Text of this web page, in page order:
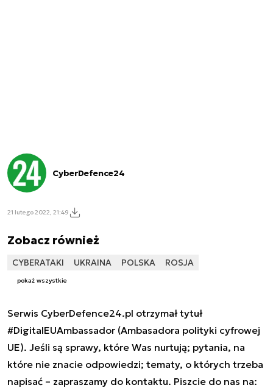
CyberDefence24
21 lutego 2022, 21:49
Zobacz również
CYBERATAKI UKRAINA POLSKA ROSJA
pokaż wszystkie
Serwis CyberDefence24.pl otrzymał tytuł
#DigitalEUAmbassador (Ambasadora polityki cyfrowej
UE). Jeśli są sprawy, które Was nurtują; pytania, na
które nie znacie odpowiedzi; tematy, o których trzeba
napisać – zapraszamy do kontaktu. Piszcie do nas na: